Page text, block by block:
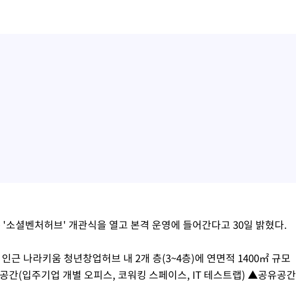
소셜벤처허브' 개관식을 열고 본격 운영에 들어간다고 30일 밝혔다.
근 나라키움 청년창업허브 내 2개 층(3~4층)에 연면적 1400㎡ 규모
간(입주기업 개별 오피스, 코워킹 스페이스, IT 테스트랩) ▲공유공간